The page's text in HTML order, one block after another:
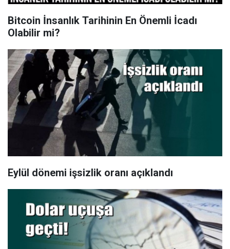
Bitcoin İnsanlık Tarihinin En Önemli İcadı
Olabilir mi?
Eylül dönemi işsizlik oranı açıklandı